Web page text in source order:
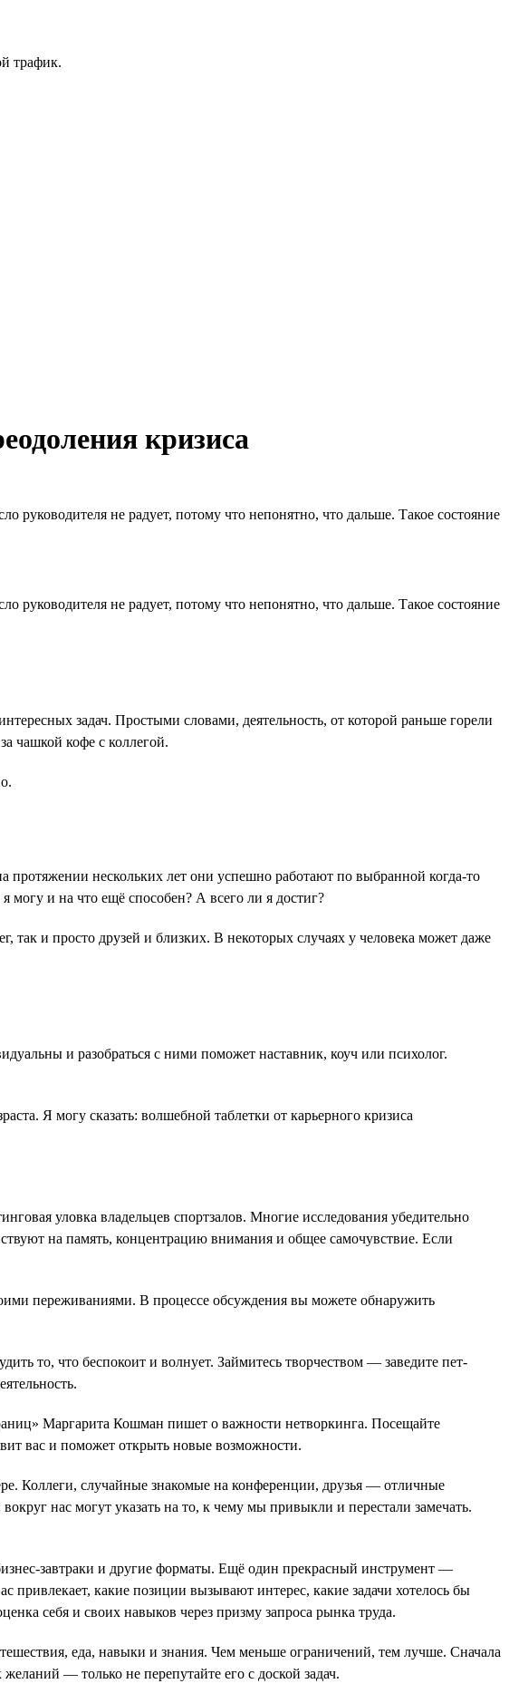
трафик.
кризиса
руководителя не радует, потому что непонятно, что дальше. Такое состояние
руководителя не радует, потому что непонятно, что дальше. Такое состояние
задач. Простыми словами, деятельность, от которой раньше горели
чашкой кофе с коллегой.
нескольких лет они успешно работают по выбранной когда-то
могу и на что ещё способен? А всего ли я достиг?
так и просто друзей и близких. В некоторых случаях у человека может даже
и разобраться с ними поможет наставник, коуч или психолог.
Я могу сказать: волшебной таблетки от карьерного кризиса
уловка владельцев спортзалов. Многие исследования убедительно
на память, концентрацию внимания и общее самочувствие. Если
переживаниями. В процессе обсуждения вы можете обнаружить
то, что беспокоит и волнует. Займитесь творчеством — заведите пет-
Маргарита Кошман пишет о важности нетворкинга. Посещайте
вас и поможет открыть новые возможности.
Коллеги, случайные знакомые на конференции, друзья — отличные
нас могут указать на то, к чему мы привыкли и перестали замечать.
завтраки и другие форматы. Ещё один прекрасный инструмент —
привлекает, какие позиции вызывают интерес, какие задачи хотелось бы
себя и своих навыков через призму запроса рынка труда.
еда, навыки и знания. Чем меньше ограничений, тем лучше. Сначала
— только не перепутайте его с доской задач.